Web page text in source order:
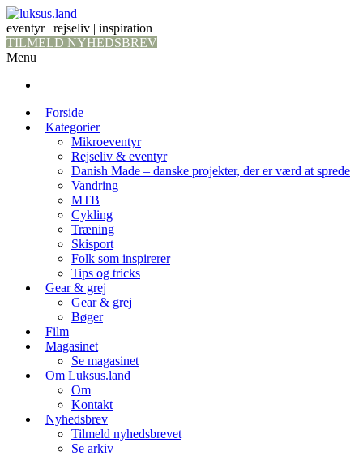
eventyr | rejseliv | inspiration
TILMELD NYHEDSBREV
Menu
Forside
Kategorier
Mikroeventyr
Rejseliv & eventyr
Danish Made – danske projekter, der er værd at sprede
Vandring
MTB
Cykling
Træning
Skisport
Folk som inspirerer
Tips og tricks
Gear & grej
Gear & grej
Bøger
Film
Magasinet
Se magasinet
Om Luksus.land
Om
Kontakt
Nyhedsbrev
Tilmeld nyhedsbrevet
Se arkiv